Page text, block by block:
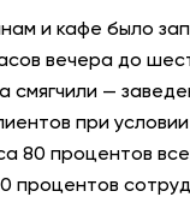
и кафе было
вечера до
смягчили —
при
80 процентов
процентов